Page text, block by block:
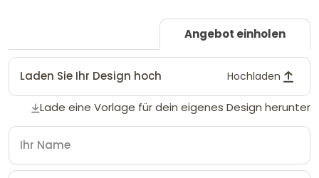
Angebot einholen
Laden Sie Ihr Design hoch Hochladen
Lade eine Vorlage für dein eigenes Design herunter